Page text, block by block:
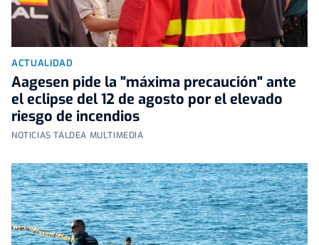
ACTUALIDAD
Aagesen pide la "máxima precaución" ante
el eclipse del 12 de agosto por el elevado
riesgo de incendios
NOTICIAS TALDEA MULTIMEDIA